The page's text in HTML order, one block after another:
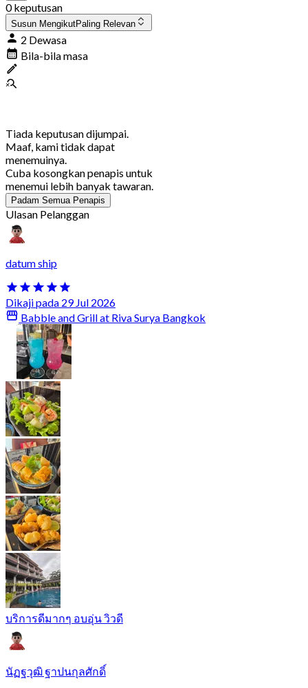
0 keputusan
Susun MengikutPaling Relevan
2 Dewasa
Bila-bila masa
Tiada keputusan dijumpai.
Maaf, kami tidak dapat
menemuinya.
Cuba kosongkan penapis untuk
menemui lebih banyak tawaran.
Padam Semua Penapis
Ulasan Pelanggan
datum ship
Dikaji pada 29 Jul 2026
Babble and Grill at Riva Surya Bangkok
บริการดีมากๆ อบอุ่น วิวดี
นัฏฐวุฒิ ฐาปนกุลศักดิ์